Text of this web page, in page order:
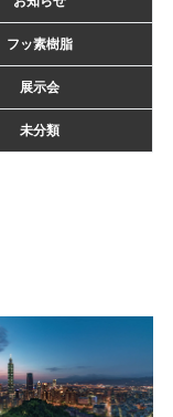
フッ素樹脂
展示会
未分類